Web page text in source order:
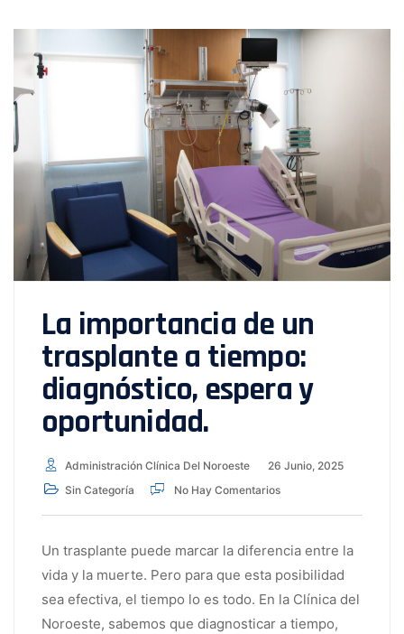
La importancia de un
trasplante a tiempo:
diagnóstico, espera y
oportunidad.
Administración Clínica Del Noroeste
26 Junio, 2025
Sin Categoría
No Hay Comentarios
Un trasplante puede marcar la diferencia entre la
vida y la muerte. Pero para que esta posibilidad
sea efectiva, el tiempo lo es todo. En la Clínica del
Noroeste, sabemos que diagnosticar a tiempo,